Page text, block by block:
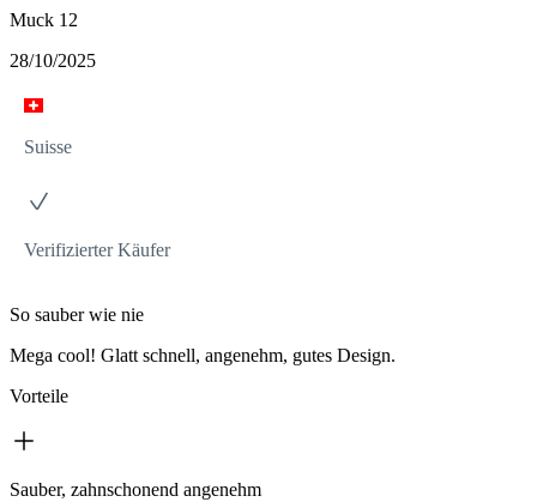
Muck 12
28/10/2025
Suisse
Verifizierter Käufer
So sauber wie nie
Mega cool! Glatt schnell, angenehm, gutes Design.
Vorteile
Sauber, zahnschonend angenehm